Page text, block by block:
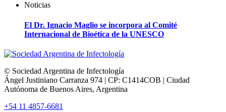
Noticias
El Dr. Ignacio Maglio se incorpora al Comité
Internacional de Bioética de la UNESCO
© Sociedad Argentina de Infectología
Ángel Justiniano Carranza 974 | CP: C1414COB | Ciudad
Autónoma de Buenos Aires, Argentina
+54 11 4857-6681